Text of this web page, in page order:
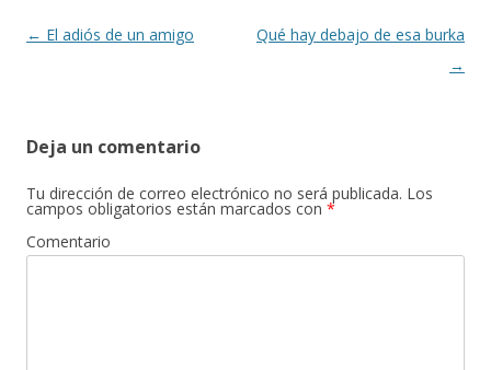
k r
Navegación
← El adiós de un amigo
Qué hay debajo de esa burka
→
Deja un comentario
Tu dirección de correo electrónico no será publicada. Los
campos obligatorios están marcados con *
Comentario